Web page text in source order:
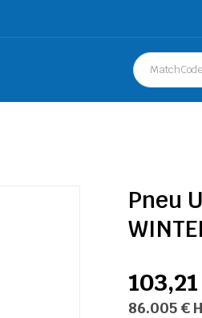
Pneu
86.005 €